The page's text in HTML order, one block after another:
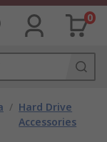
0
/ Hard Drive
Accessories